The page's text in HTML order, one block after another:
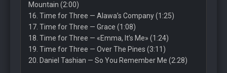
Mountain (2:00)
16. Time for Three — Alawa’s Company (1:25)
17. Time for Three — Grace (1:08)
18. Time for Three — «Emma, It’s Me» (1:24)
19. Time for Three — Over The Pines (3:11)
20. Daniel Tashian — So You Remember Me (2:28)